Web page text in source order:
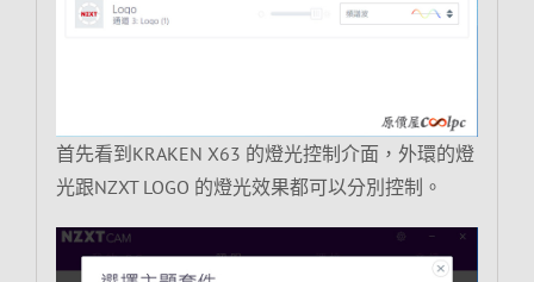
首先看到KRAKEN X63 的燈光控制介面，外環的燈
光跟NZXT LOGO 的燈光效果都可以分別控制。